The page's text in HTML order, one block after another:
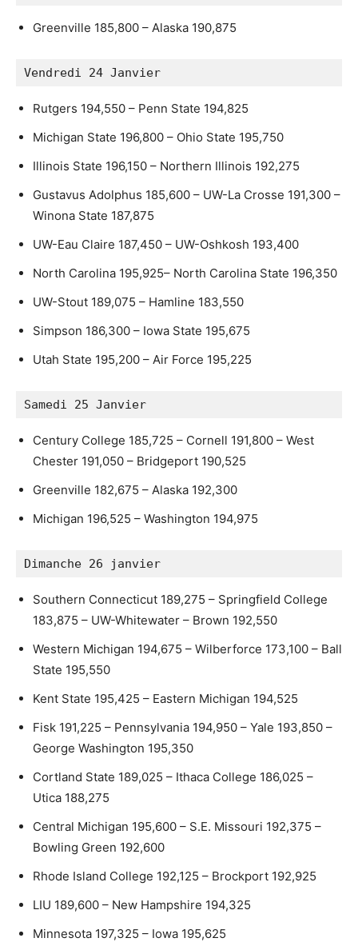
Greenville 185,800 – Alaska 190,875
Vendredi 24 Janvier
Rutgers 194,550 – Penn State 194,825
Michigan State 196,800 – Ohio State 195,750
Illinois State 196,150 – Northern Illinois 192,275
Gustavus Adolphus 185,600 – UW-La Crosse 191,300 –
Winona State 187,875
UW-Eau Claire 187,450 – UW-Oshkosh 193,400
North Carolina 195,925– North Carolina State 196,350
UW-Stout 189,075 – Hamline 183,550
Simpson 186,300 – Iowa State 195,675
Utah State 195,200 – Air Force 195,225
Samedi 25 Janvier
Century College 185,725 – Cornell 191,800 – West
Chester 191,050 – Bridgeport 190,525
Greenville 182,675 – Alaska 192,300
Michigan 196,525 – Washington 194,975
Dimanche 26 janvier
Southern Connecticut 189,275 – Springfield College
183,875 – UW-Whitewater – Brown 192,550
Western Michigan 194,675 – Wilberforce 173,100 – Ball
State 195,550
Kent State 195,425 – Eastern Michigan 194,525
Fisk 191,225 – Pennsylvania 194,950 – Yale 193,850 –
George Washington 195,350
Cortland State 189,025 – Ithaca College 186,025 –
Utica 188,275
Central Michigan 195,600 – S.E. Missouri 192,375 –
Bowling Green 192,600
Rhode Island College 192,125 – Brockport 192,925
LIU 189,600 – New Hampshire 194,325
Minnesota 197,325 – Iowa 195,625